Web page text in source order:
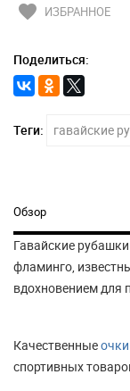
favorite ИЗБРАННОЕ
Поделиться:
Теги: гавайские
Обзор
Гавайские
фламинго,
вдохновением для
Качественные
спортивных